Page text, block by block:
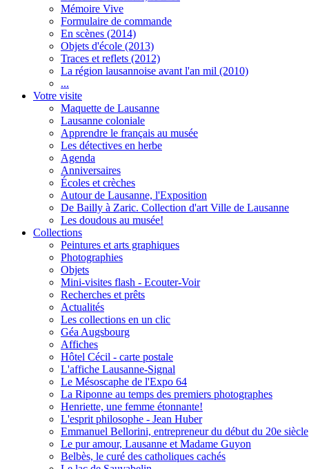
Mémoire Vive
Formulaire de commande
En scènes (2014)
Objets d'école (2013)
Traces et reflets (2012)
La région lausannoise avant l'an mil (2010)
...
Votre visite
Maquette de Lausanne
Lausanne coloniale
Apprendre le français au musée
Les détectives en herbe
Agenda
Anniversaires
Écoles et crèches
Autour de Lausanne, l'Exposition
De Bailly à Zaric. Collection d'art Ville de Lausanne
Les doudous au musée!
Collections
Peintures et arts graphiques
Photographies
Objets
Mini-visites flash - Ecouter-Voir
Recherches et prêts
Actualités
Les collections en un clic
Géa Augsbourg
Affiches
Hôtel Cécil - carte postale
L'affiche Lausanne-Signal
Le Mésoscaphe de l'Expo 64
La Riponne au temps des premiers photographes
Henriette, une femme étonnante!
L'esprit philosophe - Jean Huber
Emmanuel Bellorini, entrepreneur du début du 20e siècle
Le pur amour, Lausanne et Madame Guyon
Belbès, le curé des catholiques cachés